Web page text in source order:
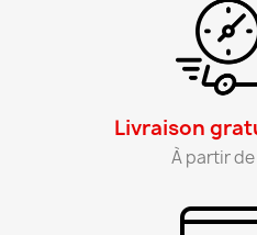
Livraison
À partir